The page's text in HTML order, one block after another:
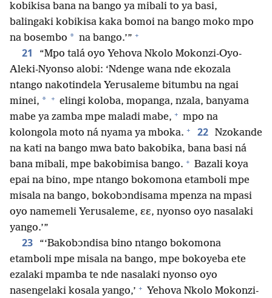
kobikisa bana na bango ya mibali to ya basi,
balingaki kobikisa kaka bomoi na bango moko mpo
na bosembo * na bango.’” +
21
“Mpo talá oyo Yehova Nkolo Mokonzi-Oyo-
Aleki-Nyonso alobi: ‘Ndenge wana nde ekozala
ntango nakotindela Yerusaleme bitumbu na ngai
minei, * + elingi koloba, mopanga, nzala, banyama
mabe ya zamba mpe maladi mabe, + mpo na
kolongola moto ná nyama ya mboka. + 22 Nzokande
na kati na bango mwa bato bakobika, bana basi ná
bana mibali, mpe bakobimisa bango. + Bazali koya
epai na bino, mpe ntango bokomona etamboli mpe
misala na bango, bokobɔndisama mpenza na mpasi
oyo namemeli Yerusaleme, ɛɛ, nyonso oyo nasalaki
yango.’”
23
“‘Bakobɔndisa bino ntango bokomona
etamboli mpe misala na bango, mpe bokoyeba ete
ezalaki mpamba te nde nasalaki nyonso oyo
nasengelaki kosala yango,’ + Yehova Nkolo Mokonzi-